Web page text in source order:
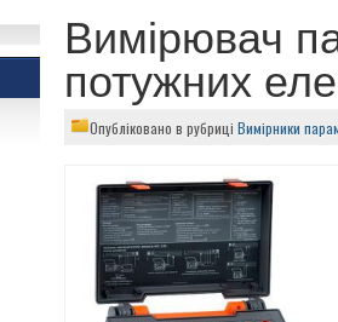
Вимірювач
потужних
Опубліковано в рубриці Вимірники